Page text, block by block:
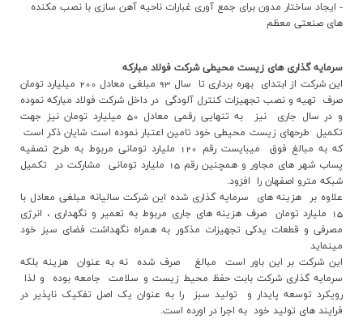
- ایجاد ساختار مدون برای جمع آوری غبارات ناحیه آهن سازی با نصب مکنده
های صنعتی معظم
سرمایه گذاری های زیست محیطی شرکت فولاد مبارکه
این شرکت از ابتدای بهره برداری تا سال 93 مبلغی معادل 200 میلیارد تومان
صرف تهیه و نصب تجهیزات کنترل آلودگی در داخل شرکت فولاد مبارکه نموده
و در سال جاری نیز به تنهایی رقمی معادل 50 میلیارد تومان نیز جهت
تکمیل طرحهای زیست محیطی خود تامین اعتبار نموده است شایان ذکر است
که به مبالغ فوق میبایست رقم 120 ملیارد تومانی مربوط به طرح تصفیه
پساب شهر های مجاور و همچنین رقم 15 ملیارد تومانی مشارکت در تکمیل
شبکه مترو اصفهان را افزود.
علاوه بر هزینه های سرمایه گذاری شده این شرکت سالیانه مبلغی معادل با
15 ملیارد تومان صرف هزینه های جاری مربوط به تعمیر و نگهداری ، انرژی
مصرفی و قطعات یدکی تجهیزات مذکور به همراه نگهداشت فضای سبز خود
مینماید
این شرکت بر این باور است مبالغ صرف شده نه به عنوان هزینه بلکه
سرمایه گذاری شرکت بابت حفظ محیط زیست و سلامت جامعه بوده و لذا
رویکرد توسعه پایدار و تولید سبز را به عنوان یک اصل تفکیک ناپذیر در
فرایند های تولید خود به اجرا در اورده است.